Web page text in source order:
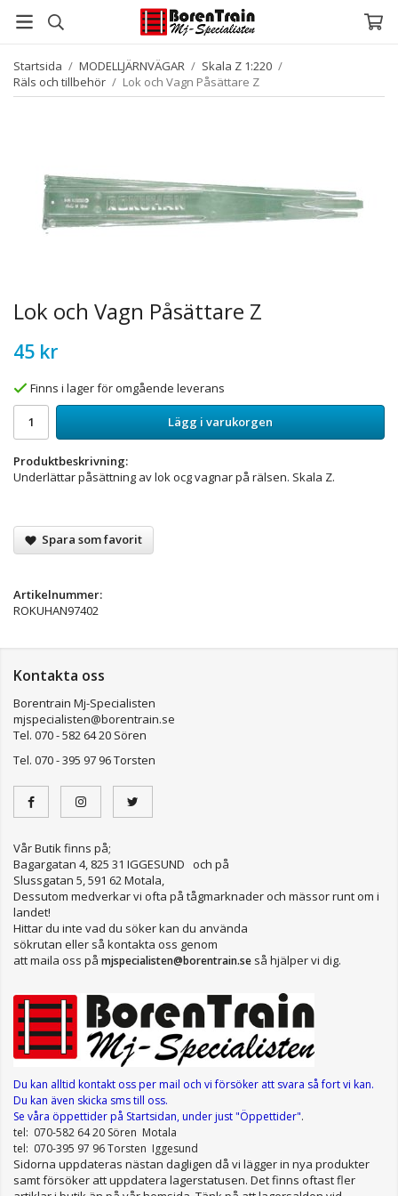
Startsida / MODELLJÄRNVÄGAR / Skala Z 1:220 /
Räls och tillbehör / Lok och Vagn Påsättare Z
Lok och Vagn Påsättare Z
45 kr
Finns i lager för omgående leverans
Lägg i varukorgen
Produktbeskrivning:
Underlättar påsättning av lok ocg vagnar på rälsen. Skala Z.
Spara som favorit
Artikelnummer:
ROKUHAN97402
Kontakta oss
Borentrain Mj-Specialisten
mjspecialisten@borentrain.se
Tel. 070 - 582 64 20 Sören
Tel. 070 - 395 97 96 Torsten
Vår Butik finns på;
Bagargatan 4, 825 31 IGGESUND och på
Slussgatan 5, 591 62 Motala,
Dessutom medverkar vi ofta på tågmarknader och mässor runt om i
landet!
Hittar du inte vad du söker kan du använda
sökrutan eller så kontakta oss genom
att maila oss på mjspecialisten@borentrain.se så hjälper vi dig.
Du kan alltid kontakt oss per mail och vi försöker att svara så fort vi kan.
Du kan även skicka sms till oss.
Se våra öppettiderpå Startsidan, under just "Öppettider".
tel: 070-582 64 20 Sören Motala
tel: 070-395 97 96 Torsten Iggesund
Sidorna uppdateras nästan dagligen då vi lägger in nya produkter
samt försöker att uppdatera lagerstatusen. Det finns oftast fler